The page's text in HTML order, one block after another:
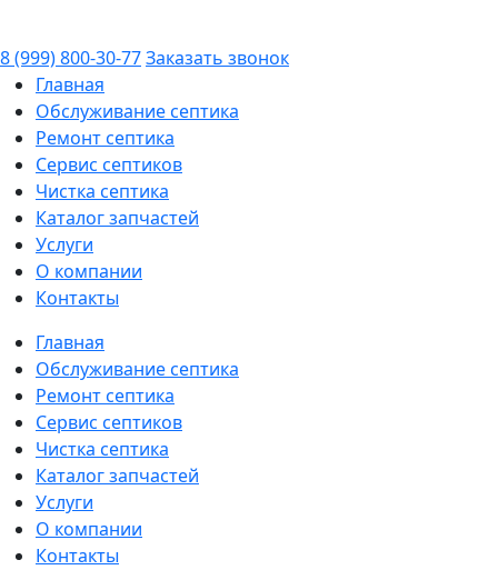
8 (999) 800-30-77Заказать звонок
Главная
Обслуживание септика
Ремонт септика
Сервис септиков
Чистка септика
Каталог запчастей
Услуги
О компании
Контакты
Главная
Обслуживание септика
Ремонт септика
Сервис септиков
Чистка септика
Каталог запчастей
Услуги
О компании
Контакты